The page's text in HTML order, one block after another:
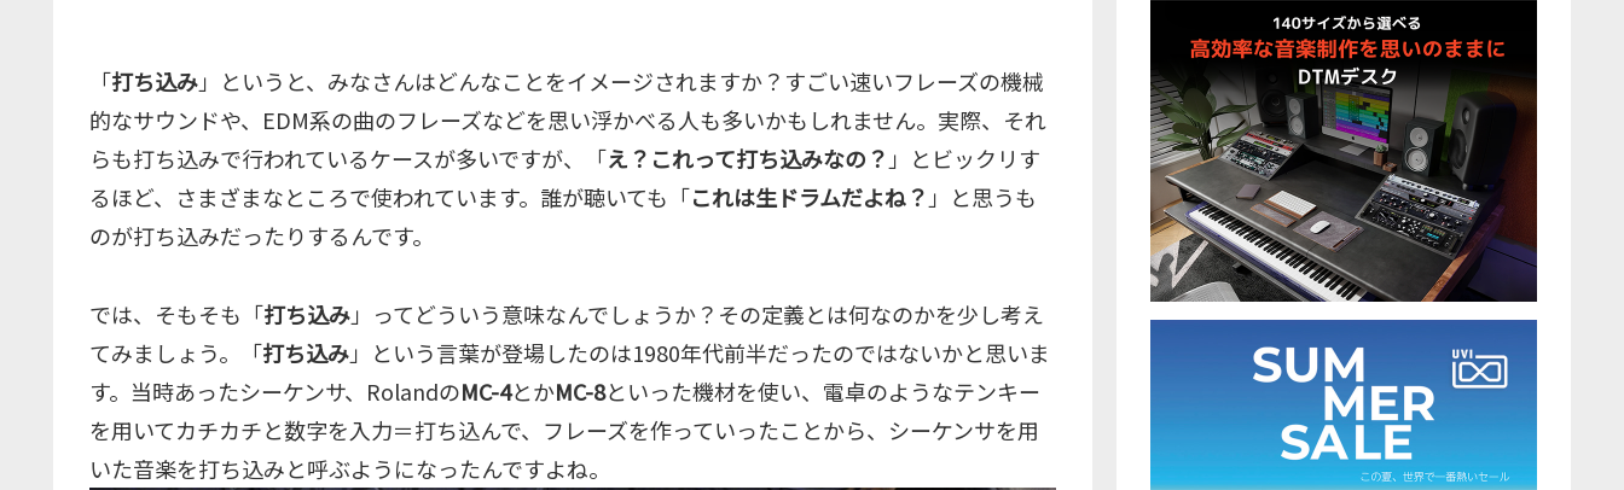
「打ち込み」というと、みなさんはどんなことをイメージされますか？すごい速いフレーズの機械
的なサウンドや、EDM系の曲のフレーズなどを思い浮かべる人も多いかもしれません。実際、それ
らも打ち込みで行われているケースが多いですが、「え？これって打ち込みなの？」とビックリす
るほど、さまざまなところで使われています。誰が聴いても「これは生ドラムだよね？」と思うも
のが打ち込みだったりするんです。
では、そもそも「打ち込み」ってどういう意味なんでしょうか？その定義とは何なのかを少し考え
てみましょう。「打ち込み」という言葉が登場したのは1980年代前半だったのではないかと思いま
す。当時あったシーケンサ、RolandのMC-4とかMC-8といった機材を使い、電卓のようなテンキー
を用いてカチカチと数字を入力＝打ち込んで、フレーズを作っていったことから、シーケンサを用
いた音楽を打ち込みと呼ぶようになったんですよね。